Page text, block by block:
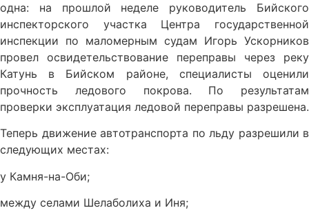
одна: на прошлой неделе руководитель Бийского
инспекторского участка Центра государственной
инспекции по маломерным судам Игорь Ускорников
провел освидетельствование переправы через реку
Катунь в Бийском районе, специалисты оценили
прочность ледового покрова. По результатам
проверки эксплуатация ледовой переправы разрешена.
Теперь движение автотранспорта по льду разрешили в
следующих местах:
у Камня-на-Оби;
между селами Шелаболиха и Иня;